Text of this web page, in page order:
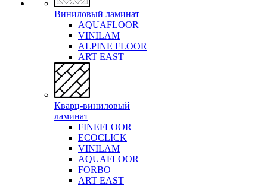
Виниловый ламинат
AQUAFLOOR
VINILAM
ALPINE FLOOR
ART EAST
Кварц-виниловый
ламинат
FINEFLOOR
ECOCLICK
VINILAM
AQUAFLOOR
FORBO
ART EAST